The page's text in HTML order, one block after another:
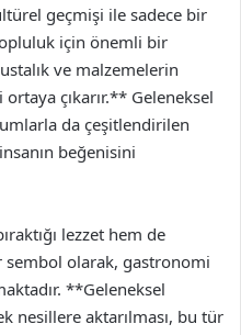
geçmişi ile sadece bir
için önemli bir
ve malzemelerin
çıkarır.** Geleneksel
da çeşitlendirilen
beğenisini
lezzet hem de
olarak, gastronomi
**Geleneksel
nesillere aktarılması, bu tür